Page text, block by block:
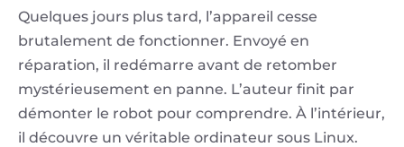
Quelques jours plus tard, l’appareil cesse
brutalement de fonctionner. Envoyé en
réparation, il redémarre avant de retomber
mystérieusement en panne. L’auteur finit par
démonter le robot pour comprendre. À l’intérieur,
il découvre un véritable ordinateur sous Linux.